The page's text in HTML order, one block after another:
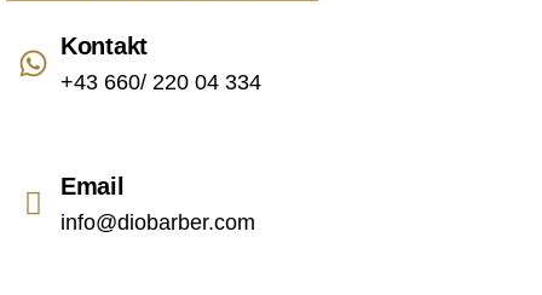
Kontakt
+43 660/ 220 04 334
Email
info@diobarber.com